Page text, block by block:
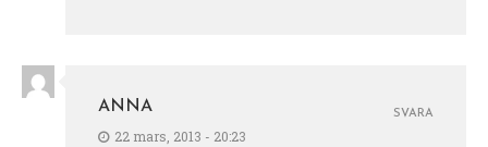
ANNA
22 mars, 2013 - 20:23
SVARA